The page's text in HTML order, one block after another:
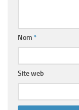
Nom *
Site web